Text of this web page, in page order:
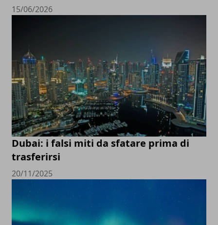
15/06/2026
Dubai: i falsi miti da sfatare prima di
trasferirsi
20/11/2025